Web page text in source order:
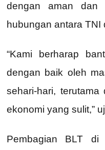
dengan aman dan
hubungan antara TNI
“Kami berharap
dengan baik oleh
sehari-hari, terutama
ekonomi yang sulit,”
Pembagian BLT di